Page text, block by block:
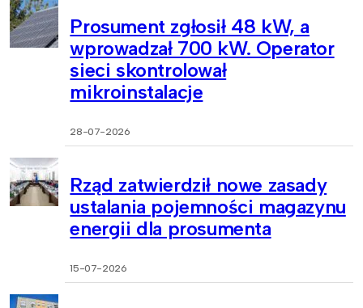
Prosument zgłosił 48 kW, a
wprowadzał 700 kW. Operator
sieci skontrolował
mikroinstalacje
28-07-2026
Rząd zatwierdził nowe zasady
ustalania pojemności magazynu
energii dla prosumenta
15-07-2026